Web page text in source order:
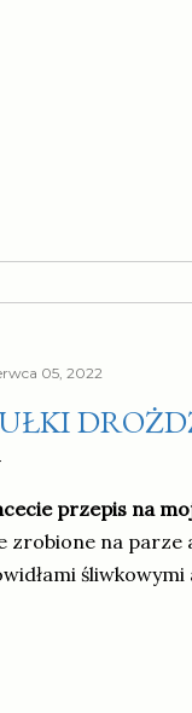
05, 2022
przepis na
zrobione na parze